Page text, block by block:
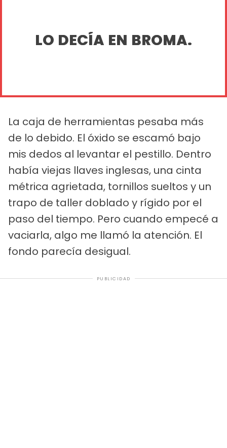
LO DECÍA EN BROMA.
La caja de herramientas pesaba más
de lo debido. El óxido se escamó bajo
mis dedos al levantar el pestillo. Dentro
había viejas llaves inglesas, una cinta
métrica agrietada, tornillos sueltos y un
trapo de taller doblado y rígido por el
paso del tiempo. Pero cuando empecé a
vaciarla, algo me llamó la atención. El
fondo parecía desigual.
PUBLICIDAD